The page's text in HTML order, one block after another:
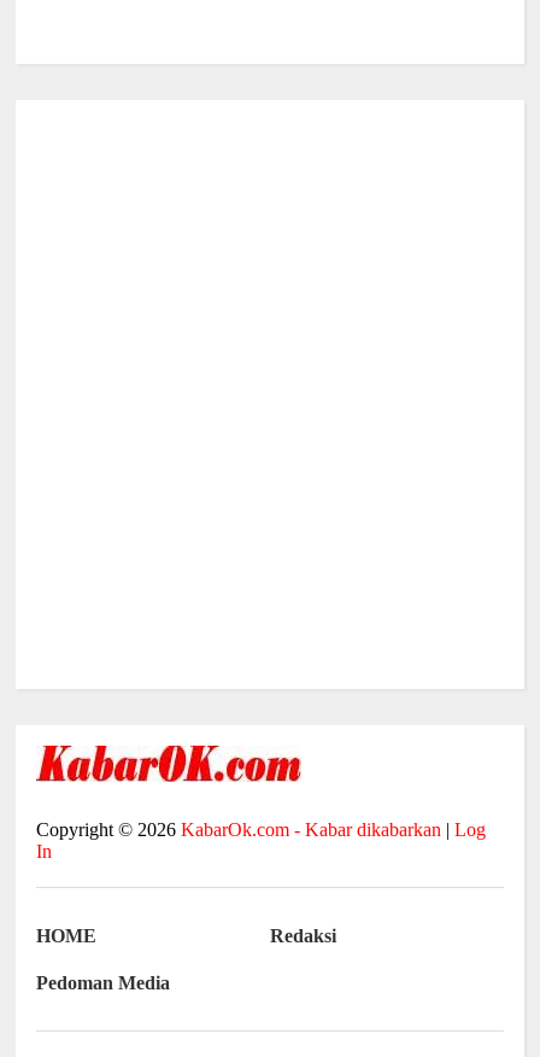
Copyright © 2026KabarOk.com - Kabar dikabarkan |Log
In
HOME Redaksi
Pedoman Media